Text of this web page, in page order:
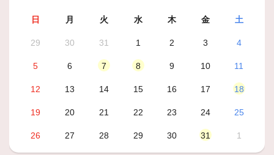
日 月 火 水 木 金 土
29 30 31 1 2 3 4
5 6 7 8 9 10 11
12 13 14 15 16 17 18
19 20 21 22 23 24 25
26 27 28 29 30 31 1